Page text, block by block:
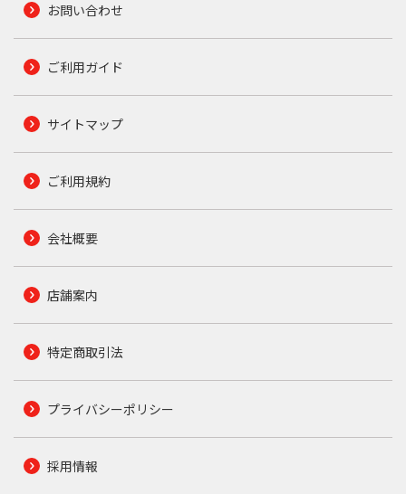
お問い合わせ
ご利用ガイド
サイトマップ
ご利用規約
会社概要
店舗案内
特定商取引法
プライバシーポリシー
採用情報